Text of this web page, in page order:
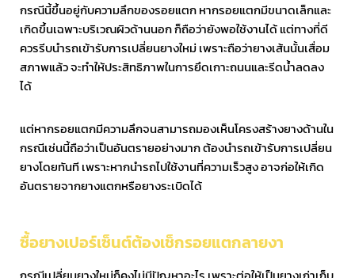
กรณีนี้ขึ้นอยู่กับความลึกของรอยแตก หากรอยแตกมีขนาดเล็กและ
เกิดขึ้นเฉพาะบริเวณผิวด้านนอก ก็ถือว่ายังพอใช้งานได้ แต่ทางที่ดี
ควรรีบนำรถเข้ารับการเปลี่ยนยางใหม่ เพราะถือว่ายางเส้นนั้นเสื่อม
สภาพแล้ว จะทำให้ประสิทธิภาพในการยึดเกาะถนนและรีดน้ำลดลง
ได้
แต่หากรอยแตกมีความลึกจนสามารถมองเห็นโครงสร้างยางด้านใน
กรณีเช่นนี้ถือว่าเป็นอันตรายอย่างมาก ต้องนำรถเข้ารับการเปลี่ยน
ยางโดยทันที เพราะหากนำรถไปใช้งานที่ความเร็วสูง อาจก่อให้เกิด
อันตรายจากยางแตกหรือยางระเบิดได้
ซื้อยางเปอร์เซ็นต์ต้องเช็กรอยแตกลายงา